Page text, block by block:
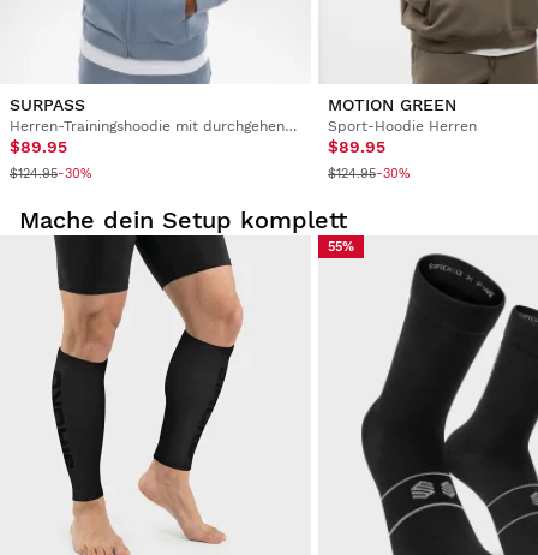
Sports hoodie for men Black Square L
stylischer, gut verarbeiteter Hoodie mit Fronttasche mit
doppeltem Zugang
2 Personen haben diese Bewertung hilfreich gefunden.
War diese Bewertung hilfreich? Teilen
6
SURPASS
Herren-Trainingshoodie mit durchgehendem Reißverschluss
$89.95
$124.95-30%
MOTION GREEN
Sport-Hoodie Herren
$89.95
$124.95-30%
Mache dein Setup komplett
55%